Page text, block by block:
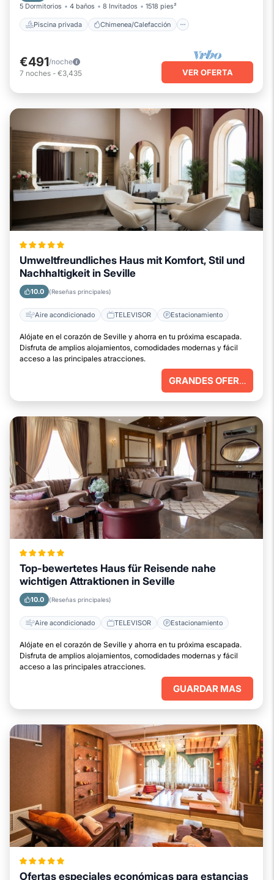
5 Dormitorios 4 baños 8 Invitados 1518 pies²
Piscina privada Chimenea/Calefacción
€491/noche
7 noches - €3,435 VER OFERTA
Umweltfreundliches Haus mit Komfort, Stil und
Nachhaltigkeit in Seville
10.0 (Reseñas principales)
Aire acondicionado TELEVISOR Estacionamiento
Alójate en el corazón de Seville y ahorra en tu próxima escapada.
Disfruta de amplios alojamientos, comodidades modernas y fácil
acceso a las principales atracciones.
GRANDES OFERTAS
Top-bewertetes Haus für Reisende nahe
wichtigen Attraktionen in Seville
10.0 (Reseñas principales)
Aire acondicionado TELEVISOR Estacionamiento
Alójate en el corazón de Seville y ahorra en tu próxima escapada.
Disfruta de amplios alojamientos, comodidades modernas y fácil
acceso a las principales atracciones.
GUARDAR MAS
Ofertas especiales económicas para estancias